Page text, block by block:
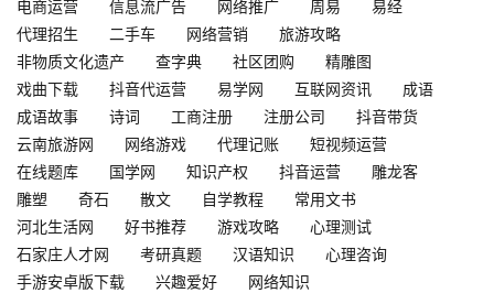
电商运营 信息流广告 网络推广 周易
易经
代理招生
二手车 网络营销
旅游攻略
非物质文化遗产
查字典 社区团购
精雕图
戏曲下载
抖音代运营 易学网 互联网资讯
成语
成语故事
诗词 工商注册 注册公司
抖音带货
云南旅游网
网络游戏 代理记账
短视频运营
在线题库
国学网 知识产权 抖音运营
雕龙客
雕塑
奇石 散文 自学教程
常用文书
河北生活网
好书推荐 游戏攻略
心理测试
石家庄人才网
考研真题 汉语知识
心理咨询
手游安卓版下载
兴趣爱好
网络知识